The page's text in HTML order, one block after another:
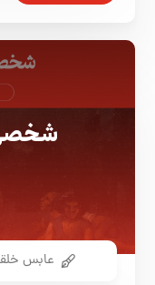
عابس